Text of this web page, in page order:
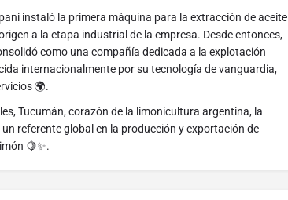
instaló la primera máquina para la extracción de aceite
a la etapa industrial de la empresa. Desde entonces,
como una compañía dedicada a la explotación
internacionalmente por su tecnología de vanguardia,
🌍.
Tucumán, corazón de la limonicultura argentina, la
referente global en la producción y exportación de
🍋✨.